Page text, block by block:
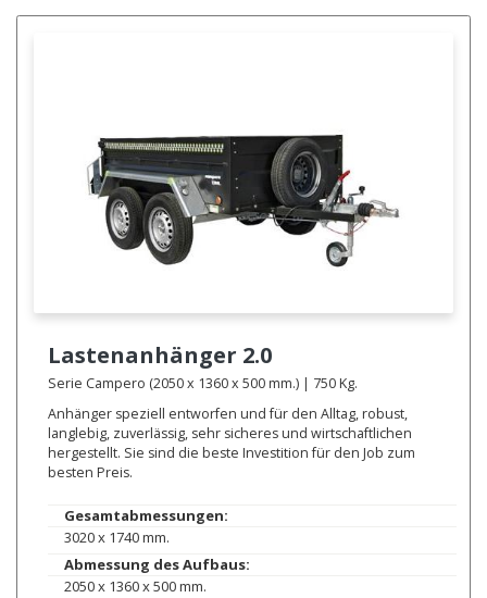
Lastenanhänger 2.0
Serie Campero (2050 x 1360 x 500 mm.) | 750 Kg.
Anhänger speziell entworfen und für den Alltag, robust,
langlebig, zuverlässig, sehr sicheres und wirtschaftlichen
hergestellt. Sie sind die beste Investition für den Job zum
besten Preis.
Gesamtabmessungen:
3020 x 1740 mm.
Abmessung des Aufbaus:
2050 x 1360 x 500 mm.